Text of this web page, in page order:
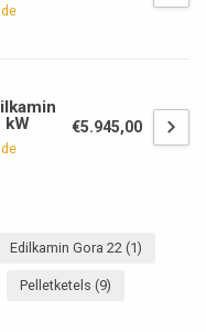
kW
€5.945,00
Edilkamin Gora 22 (1)
Pelletketels (9)